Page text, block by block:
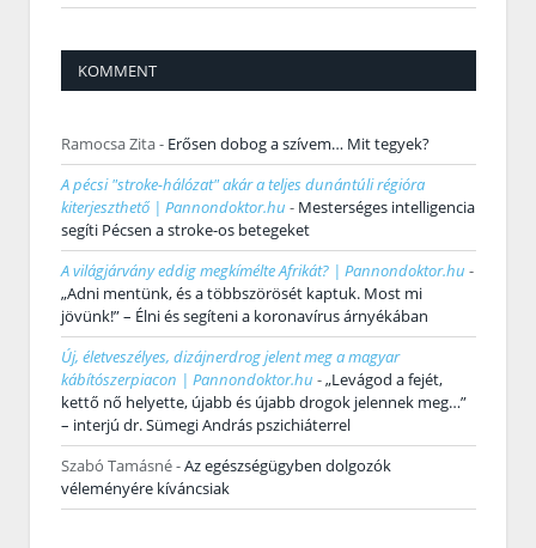
KOMMENT
Ramocsa Zita- Erősen dobog a szívem… Mit tegyek?
A pécsi "stroke-hálózat" akár a teljes dunántúli régióra
kiterjeszthető | Pannondoktor.hu - Mesterséges intelligencia
segíti Pécsen a stroke-os betegeket
A világjárvány eddig megkímélte Afrikát? | Pannondoktor.hu -
„Adni mentünk, és a többszörösét kaptuk. Most mi
jövünk!” – Élni és segíteni a koronavírus árnyékában
Új, életveszélyes, dizájnerdrog jelent meg a magyar
kábítószerpiacon | Pannondoktor.hu -„Levágod a fejét,
kettő nő helyette, újabb és újabb drogok jelennek meg…”
– interjú dr. Sümegi András pszichiáterrel
Szabó Tamásné-Az egészségügyben dolgozók
véleményére kíváncsiak